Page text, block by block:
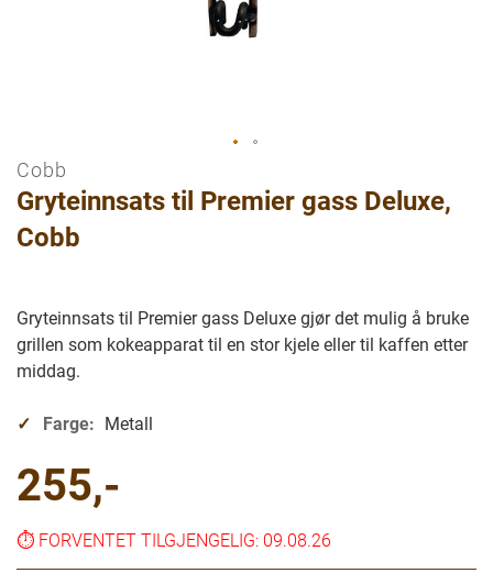
Gå
til
begynnelsen
av
Cobb
Gryteinnsats til Premier gass Deluxe,
Cobb
Gryteinnsats til Premier gass Deluxe gjør det mulig å bruke
grillen som kokeapparat til en stor kjele eller til kaffen etter
middag.
Farge: Metall
255,-
⏱️ FORVENTET TILGJENGELIG: 09.08.26